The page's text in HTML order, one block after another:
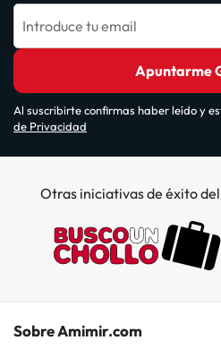
Introduce tu email
Apuntarme
Al suscribirte confirmas haber leído y
de Privacidad
Otras iniciativas de éxito
Sobre Amimir.com